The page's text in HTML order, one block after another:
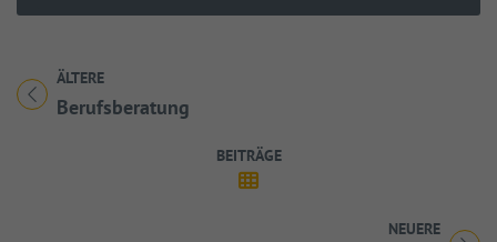
ÄLTERE
Titel für Beitrag
Berufsberatung
BEITRÄGE
NEUERE